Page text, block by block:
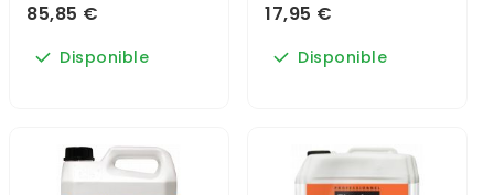
85,85 €
Disponible
17,95 €
Disponible